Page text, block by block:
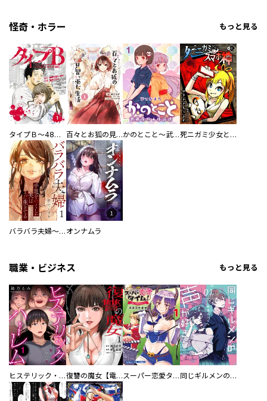
怪奇・ホラー もっと見る
タイプＢ～48時間後、致死率100％～【単話】 百々とお狐の見習い巫女生活【単行本版】 かのとこと～武蔵花町怪話譚～ 【連載版】 死ニガミ少女とスマホ神
バラバラ夫婦～手足をなくした夫はまだ生きてる オンナムラ
職業・ビジネス もっと見る
ヒステリック・ハーレム～搾られる男と堕ちる女～【電子単行本版】 復讐の魔女【電子単行本版】 スーパー恋愛タイム！～現場でドＳな彼女は自宅でデレる～ 同じギルメンの声が好き